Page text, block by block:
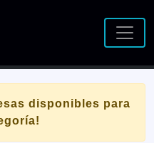
disponibles para